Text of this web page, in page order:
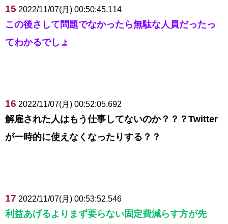
15 2022/11/07(月) 00:50:45.114
この後さして問題でなかったら無駄な人員だったっ
てわかるでしょ
16 2022/11/07(月) 00:52:05.692
解雇された人はもう仕事してないのか？？？Twitter
が一時的に使えなくなったりする？？
17 2022/11/07(月) 00:53:52.546
利益あげるよりまず要らない固定費減らす方が先